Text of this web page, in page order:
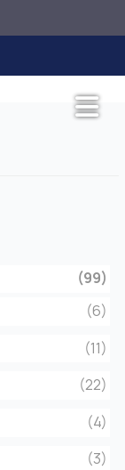
(99)
(6)
(11)
(22)
(4)
(3)